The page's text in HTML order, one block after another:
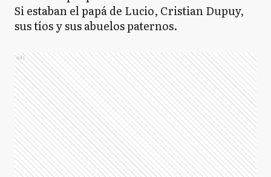
Si estaban el papá de Lucio, Cristian Dupuy,
sus tíos y sus abuelos paternos.
Ads